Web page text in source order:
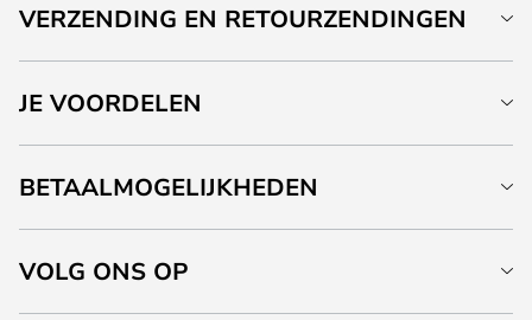
VERZENDING EN RETOURZENDINGEN
JE VOORDELEN
BETAALMOGELIJKHEDEN
VOLG ONS OP